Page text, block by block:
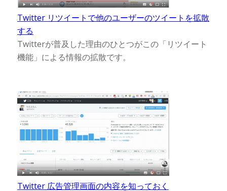
Twitter リツイートで他のユーザーのツイートを拡散
する
Twitterが普及した理由のひとつがこの「リツイート
機能」による情報の拡散です。
Twitter 広告管理画面の内容を知っておく